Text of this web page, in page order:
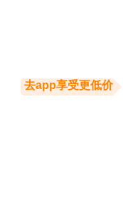
去app享受更低价